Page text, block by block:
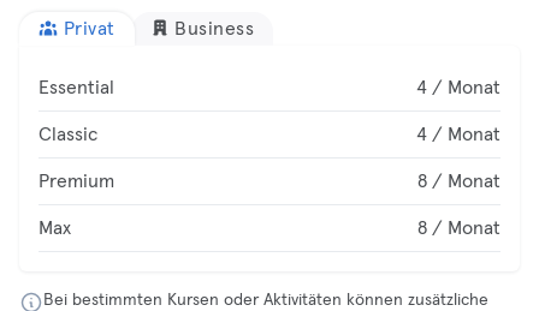
Privat Business
Essential 4 / Monat
Classic 4 / Monat
Premium 8 / Monat
Max 8 / Monat
Bei bestimmten Kursen oder Aktivitäten können zusätzliche